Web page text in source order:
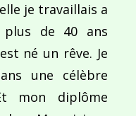
je travaillais a
de 40 ans
né un rêve. Je
une célèbre
mon diplôme